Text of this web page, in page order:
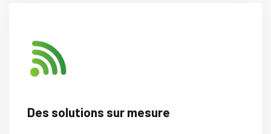
Des solutions sur mesure